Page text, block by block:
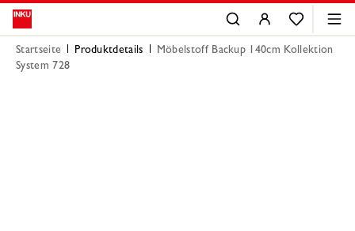
Startseite Produktdetails
Möbelstoff Backup 140cm Kollektion
System 728